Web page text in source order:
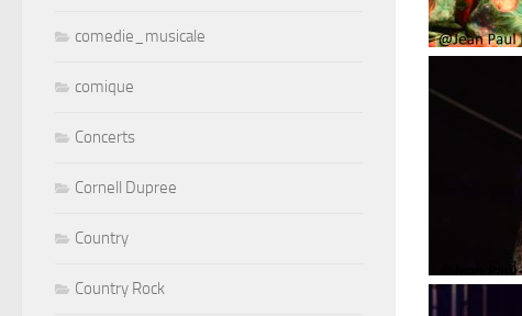
comedie_musicale
comique
Concerts
Cornell Dupree
Country
Country Rock